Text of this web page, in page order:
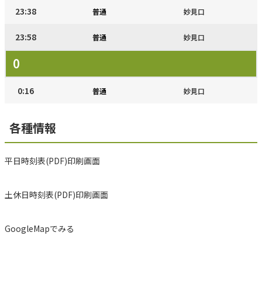
23:38 普通 妙見口
23:58 普通 妙見口
0
0:16 普通 妙見口
各種情報
平日時刻表(PDF)印刷画面
土休日時刻表(PDF)印刷画面
GoogleMapでみる